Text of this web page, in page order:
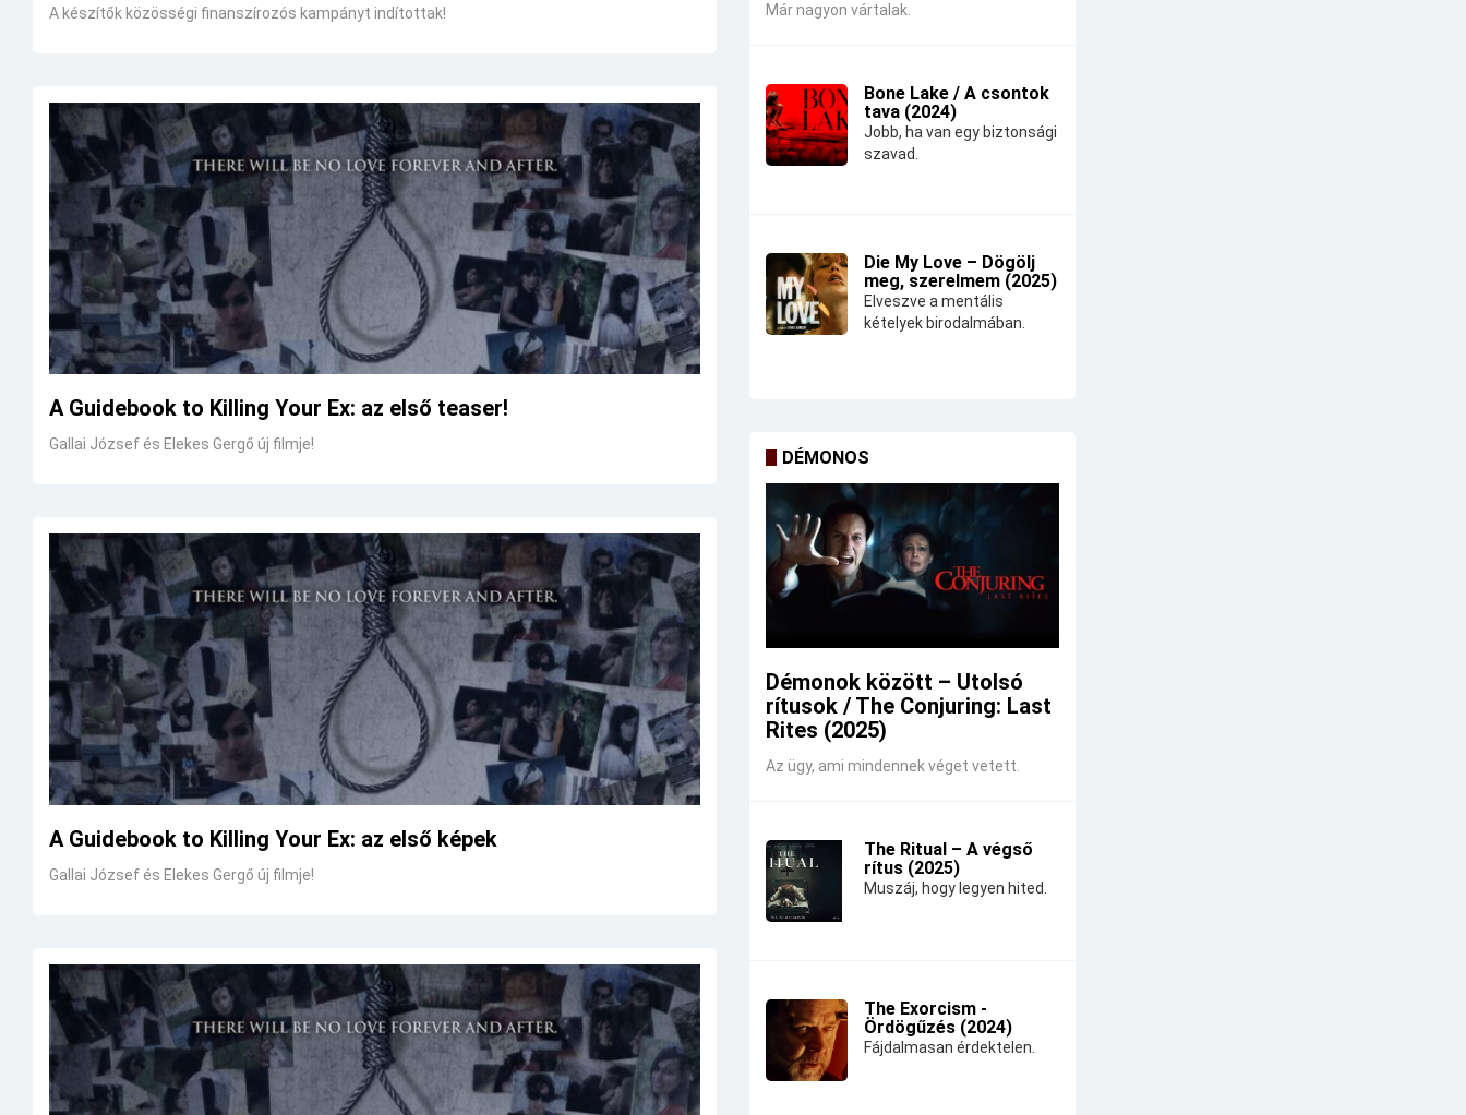
A készítők közösségi finanszírozós kampányt indítottak!
A Guidebook to Killing Your Ex: az első teaser!
Gallai József és Elekes Gergő új filmje!
A Guidebook to Killing Your Ex: az első képek
Gallai József és Elekes Gergő új filmje!
Már nagyon vártalak.
Bone Lake / A csontok
tava (2024)
Jobb, ha van egy biztonsági
szavad.
Die My Love – Dögölj
meg, szerelmem (2025)
Elveszve a mentális
kételyek birodalmában.
DÉMONOS
Démonok között – Utolsó
rítusok / The Conjuring: Last
Rites (2025)
Az ügy, ami mindennek véget vetett.
The Ritual – A végső
rítus (2025)
Muszáj, hogy legyen hited.
The Exorcism -
Ördögűzés (2024)
Fájdalmasan érdektelen.